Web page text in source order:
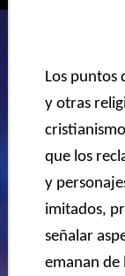
Los puntos
y otras
que los
y
imitados,
señalar
emanan de